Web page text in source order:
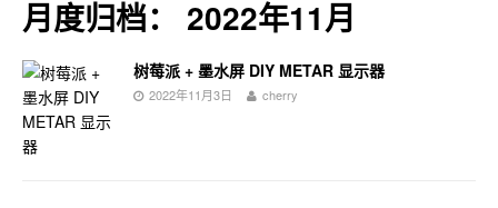
月度归档： 2022年11月
树莓派 + 墨水屏 DIY METAR 显示器
2022年11月3日 cherry